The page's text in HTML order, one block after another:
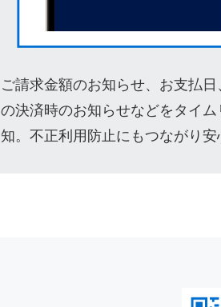
ご請求金額のお知らせ、お支払日
の決済時のお知らせなどをタイム
知。不正利用防止にもつながり安